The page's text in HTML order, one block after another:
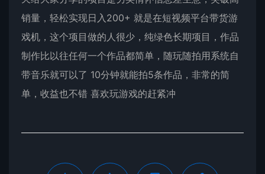
销量，轻松实现日入200+ 就是在短视频平台带货游
戏机，这个项目做的人很少，纯绿色长期项目，作品
制作比以往任何一个作品都简单，随玩随拍用系统自
带音乐就可以了 10分钟就能拍5条作品，非常的简
单，收益也不错 喜欢玩游戏的赶紧冲